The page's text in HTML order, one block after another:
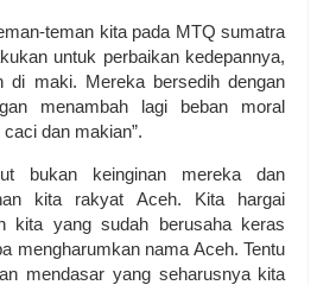
teman kita pada MTQ sumatra
untuk perbaikan kedepannya,
di maki. Mereka bersedih dengan
menambah lagi beban moral
dan makian”.
bukan keinginan mereka dan
kita rakyat Aceh. Kita hargai
kita yang sudah berusaha keras
mengharumkan nama Aceh. Tentu
mendasar yang seharusnya kita